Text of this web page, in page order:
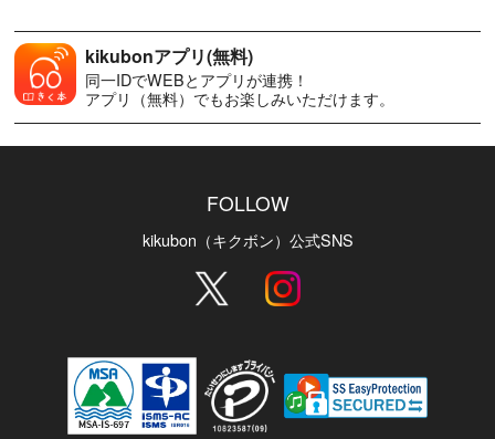
kikubonアプリ(無料)
同一IDでWEBとアプリが連携！
アプリ（無料）でもお楽しみいただけます。
FOLLOW
kikubon（キクボン）公式SNS